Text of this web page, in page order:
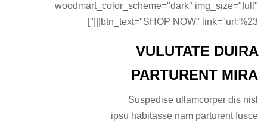
woodmart_color_scheme="dark" img_size="full"
btn_text="SHOP NOW" link="url:%23|||"]
VULUTATE DUIRA
PARTURENT MIRA
Suspedise ullamcorper dis nisl
ipsu habitasse nam parturent fusce